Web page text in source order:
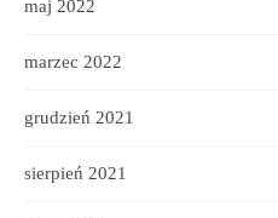
maj 2022
marzec 2022
grudzień 2021
sierpień 2021